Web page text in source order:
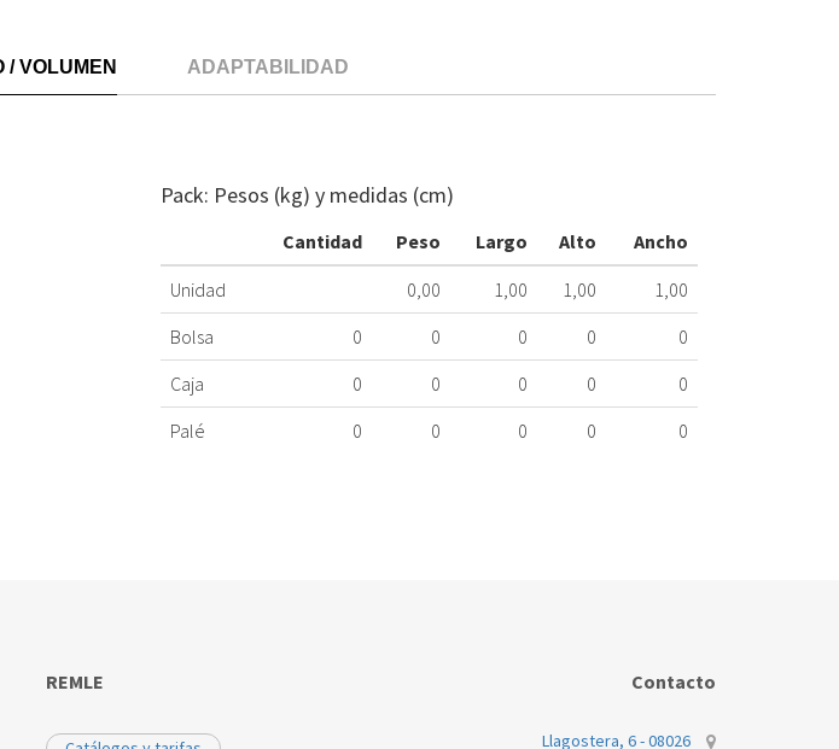
/ VOLUMEN ADAPTABILIDAD
Pack: Pesos (kg) y medidas (cm)
Cantidad Peso Largo Alto
Ancho
Unidad
0,00 1,00 1,00
1,00
Bolsa
0 0 0 0
0
Caja
0 0 0 0
0
Palé
0 0 0 0 0
REMLE Contacto
Llagostera, 6 - 08026